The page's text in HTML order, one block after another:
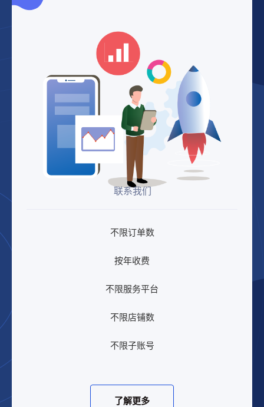
联系我们
不限订单数
按年收费
不限服务平台
不限店铺数
不限子账号
了解更多